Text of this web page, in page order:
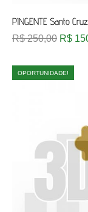
PINGENTE Santo
R$250,00 R$
OPORTUNIDADE!